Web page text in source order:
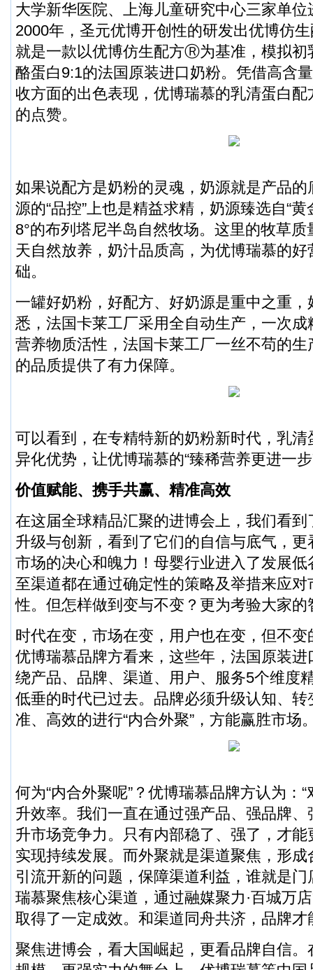
大学新华医院、上海儿童研究中心三家单
2000年，圣元优博开创性的研发出优博仿
就是一款以优博仿生配方Ⓡ为基准，模拟初
酪蛋白9:1的法国原装进口奶粉。凭借高含
收方面的出色表现，优博瑞慕的乳清蛋白
的点赞。
如果说配方是奶粉的灵魂，奶源就是产品
源的“品控”上也是精益求精，奶源臻选自“
8°的布列塔尼半岛自然牧场。这里的牧草
天自然放养，奶汁品质高，为优博瑞慕的
础。
一罐好奶粉，好配方、好奶源是重中之重
悉，法国卡莱工厂采用全自动生产，一次
营养物质活性，法国卡莱工厂一丝不苟的
的品质提供了有力保障。
可以看到，在专精特新的奶粉新时代，乳
异化优势，让优博瑞慕的“臻稀营养更进一步
价值赋能、携手共赢、精准高效
在这届全球精品汇聚的进博会上，我们看
升级与创新，看到了它们的自信与底气，
市场的决心和魄力！母婴行业进入了发展
至渠道都在通过确定性的策略及举措来应
性。但怎样做到变与不变？更为考验大家的
时代在变，市场在变，用户也在变，但不
优博瑞慕品牌方看来，这些年，法国原装
绕产品、品牌、渠道、用户、服务5个维度
低垂的时代已过去。品牌必须升级认知、
准、高效的进行“内合外聚”，方能赢胜市场
何为“内合外聚呢”？优博瑞慕品牌方认为：
升效率。我们一直在通过强产品、强品牌
升市场竞争力。只有内部稳了、强了，才
实现持续发展。而外聚就是渠道聚焦，形
引流开新的问题，保障渠道利益，谁就是
瑞慕聚焦核心渠道，通过融媒聚力·百城万
取得了一定成效。和渠道同舟共济，品牌才
聚焦进博会，看大国崛起，更看品牌自信